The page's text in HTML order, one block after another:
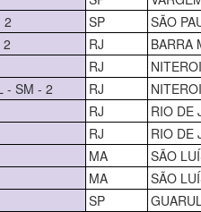
2
SP
SÃO
2
RJ
BARRA
RJ
NITEROI
- SM - 2
RJ
NITEROI
RJ
RIO DE
RJ
RIO DE
MA
SÃO
MA
SÃO
SP